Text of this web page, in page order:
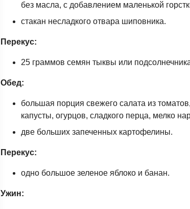
без масла, с добавлением маленькой
стакан несладкого отвара шиповника.
Перекус:
25 граммов семян тыквы или
Обед:
большая порция свежего салата из
капусты, огурцов, сладкого перца, мелко
две больших запеченных картофелины.
Перекус:
одно большое зеленое яблоко и банан.
Ужин: